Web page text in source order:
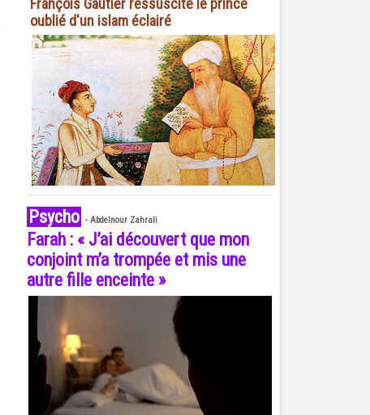
François Gautier ressuscite le prince
oublié d'un islam éclairé
Psycho - Abdelnour Zahrali
Farah : « J’ai découvert que mon
conjoint m’a trompée et mis une
autre fille enceinte »